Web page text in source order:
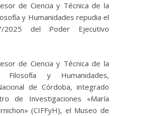
de Ciencia y Técnica de la
y Humanidades repudia el
2025 del Poder Ejecutivo
de Ciencia y Técnica de la
Filosofía y Humanidades,
de Córdoba, integrado
de Investigaciones «María
(CIFFyH), el Museo de